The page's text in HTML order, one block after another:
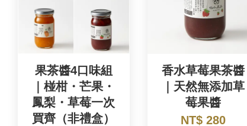
果茶醬4口味組
｜椪柑・芒果・
鳳梨・草莓一次
買齊（非禮盒）
香水草莓果茶醬
｜天然無添加草
莓果醬
NT$ 280